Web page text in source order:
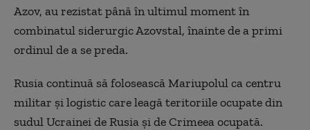
Azov, au rezistat până în ultimul moment în
combinatul siderurgic Azovstal, înainte de a primi
ordinul de a se preda.
Rusia continuă să folosească Mariupolul ca centru
militar și logistic care leagă teritoriile ocupate din
sudul Ucrainei de Rusia și de Crimeea ocupată.